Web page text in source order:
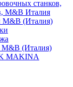
станков,
M&B Италия
M&B (Италия)
(Италия)
MAKINA